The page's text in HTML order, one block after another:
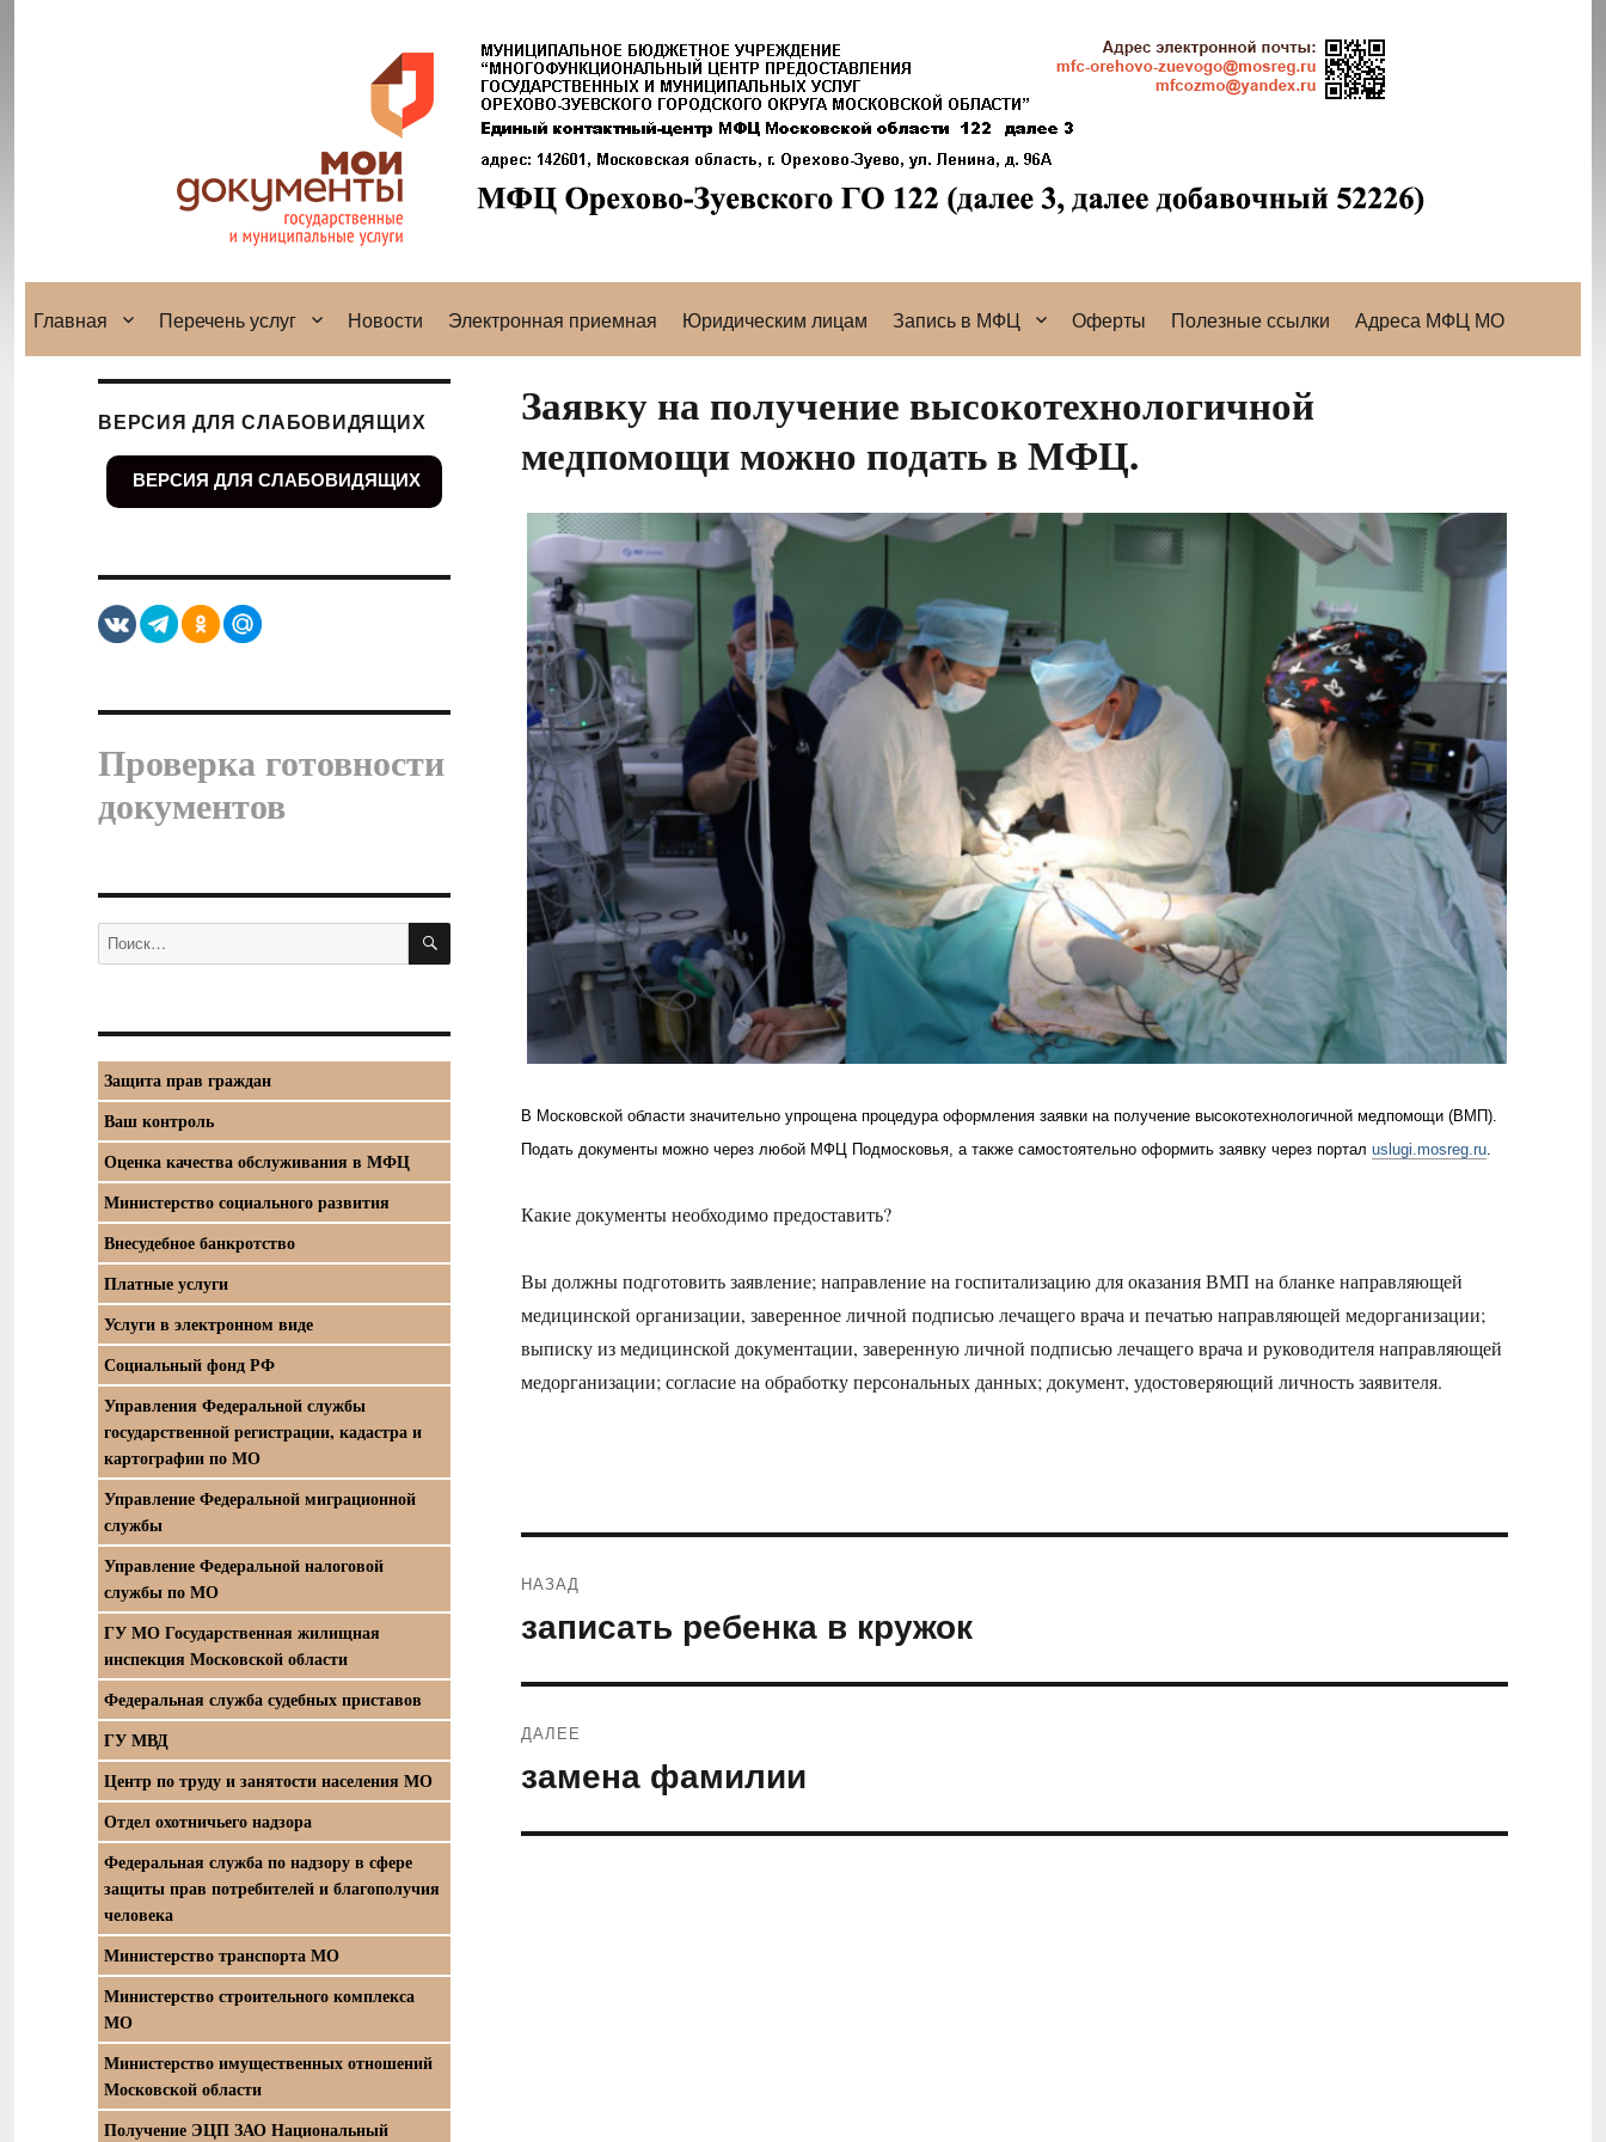
Главная Перечень услуг Новости Электронная приемная Юридическим лицам Запись в МФЦ Оферты Полезные ссылки Адреса МФЦ МО
Заявку на получение высокотехнологичной
медпомощи можно подать в МФЦ.
В Московской области значительно упрощена процедура оформления заявки на получение высокотехнологичной медпомощи (ВМП).
Подать документы можно через любой МФЦ Подмосковья, а также самостоятельно оформить заявку через портал uslugi.mosreg.ru.
Какие документы необходимо предоставить?
Вы должны подготовить заявление; направление на госпитализацию для оказания ВМП на бланке направляющей
медицинской организации, заверенное личной подписью лечащего врача и печатью направляющей медорганизации;
выписку из медицинской документации, заверенную личной подписью лечащего врача и руководителя направляющей
медорганизации; согласие на обработку персональных данных; документ, удостоверяющий личность заявителя.
по
НАЗАД
Предыдущая
записать ребенка в кружок
ДАЛЕЕ
Следующая
замена фамилии
ВЕРСИЯ ДЛЯ СЛАБОВИДЯЩИХ
ВЕРСИЯ ДЛЯ СЛАБОВИДЯЩИХ
Проверка готовности
документов
Искать: ПОИСК
Защита прав граждан
Ваш контроль
Оценка качества обслуживания в МФЦ
Министерство социального развития
Внесудебное банкротство
Платные услуги
Услуги в электронном виде
Социальный фонд РФ
Управления Федеральной службы
государственной регистрации, кадастра и
картографии по МО
Управление Федеральной миграционной
службы
Управление Федеральной налоговой
службы по МО
ГУ МО Государственная жилищная
инспекция Московской области
Федеральная служба судебных приставов
ГУ МВД
Центр по труду и занятости населения МО
Отдел охотничьего надзора
Федеральная служба по надзору в сфере
защиты прав потребителей и благополучия
человека
Министерство транспорта МО
Министерство строительного комплекса
МО
Министерство имущественных отношений
Московской области
Получение ЭЦП ЗАО Национальный